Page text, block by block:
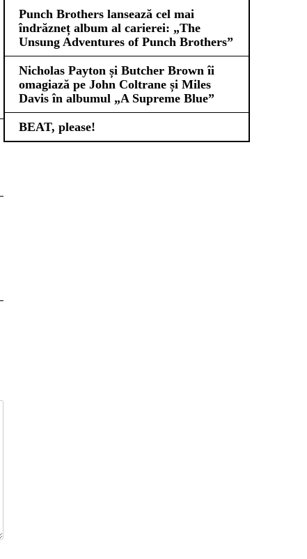
Punch Brothers lansează cel mai
îndrăzneț album al carierei: „The
Unsung Adventures of Punch Brothers”
Nicholas Payton și Butcher Brown îi
omagiază pe John Coltrane și Miles
Davis în albumul „A Supreme Blue”
BEAT, please!